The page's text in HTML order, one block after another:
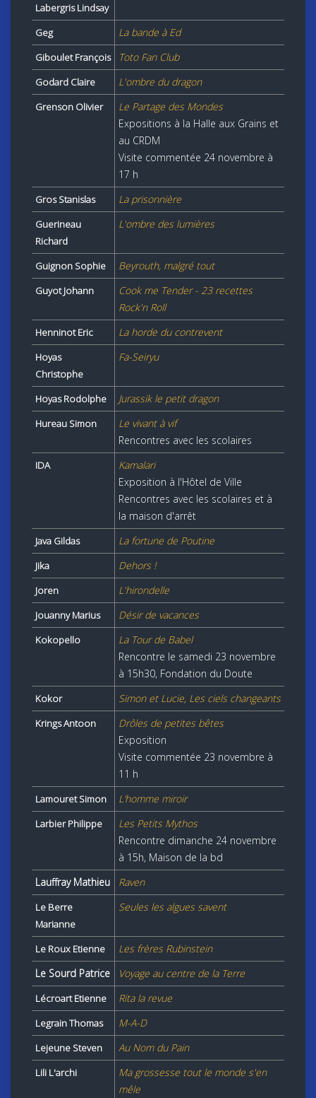
Labergris Lindsay
Geg La bande à Ed
Giboulet François Toto Fan Club
Godard Claire L'ombre du dragon
Grenson Olivier
Le Partage des Mondes
Expositions à la Halle aux Grains et
au CRDM
Visite commentée 24 novembre à
17 h
Gros Stanislas La prisonnière
Guerineau
Richard
L'ombre des lumières
Guignon Sophie Beyrouth, malgré tout
Guyot Johann
Cook me Tender - 23 recettes
Rock'n Roll
Henninot Eric La horde du contrevent
Hoyas
Christophe
Fa-Seiryu
Hoyas Rodolphe Jurassik le petit dragon
Hureau Simon
Le vivant à vif
Rencontres avec les scolaires
IDA
Kamalari
Exposition à l'Hôtel de Ville
Rencontres avec les scolaires et à
la maison d'arrêt
Java Gildas La fortune de Poutine
Jika Dehors !
Joren L'hirondelle
Jouanny Marius Désir de vacances
Kokopello
La Tour de Babel
Rencontre le samedi 23 novembre
à 15h30, Fondation du Doute
Kokor Simon et Lucie, Les ciels changeants
Krings Antoon
Drôles de petites bêtes
Exposition
Visite commentée 23 novembre à
11 h
Lamouret Simon L’homme miroir
Larbier Philippe
Les Petits Mythos
Rencontre dimanche 24 novembre
à 15h, Maison de la bd
Lauffray Mathieu
Raven
Le Berre
Marianne
Seules les algues savent
Le Roux Etienne
Les frères Rubinstein
Le Sourd Patrice
Voyage au centre de la Terre
Lécroart Etienne Rita la revue
Legrain Thomas M-A-D
Lejeune Steven Au Nom du Pain
Lili L'archi
Ma grossesse tout le monde s'en
mêle